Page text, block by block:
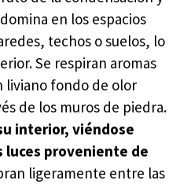
en los espacios
techos o suelos, lo
Se respiran aromas
liviano fondo de olor
de los muros de piedra.
interior, viéndose
proveniente de
ligeramente entre las